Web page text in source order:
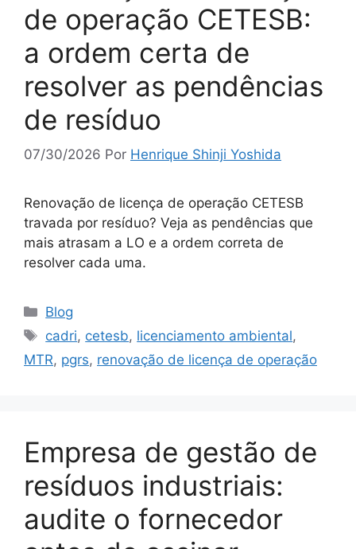
de operação CETESB:
a ordem certa de
resolver as pendências
de resíduo
07/30/2026 Por Henrique Shinji Yoshida
Renovação de licença de operação CETESB
travada por resíduo? Veja as pendências que
mais atrasam a LO e a ordem correta de
resolver cada uma.
Blog
cadri, cetesb, licenciamento ambiental,
MTR, pgrs, renovação de licença de operação
Empresa de gestão de
resíduos industriais:
audite o fornecedor